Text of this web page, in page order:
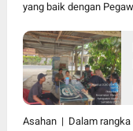
yang baik dengan
Asahan | Dalam rangka